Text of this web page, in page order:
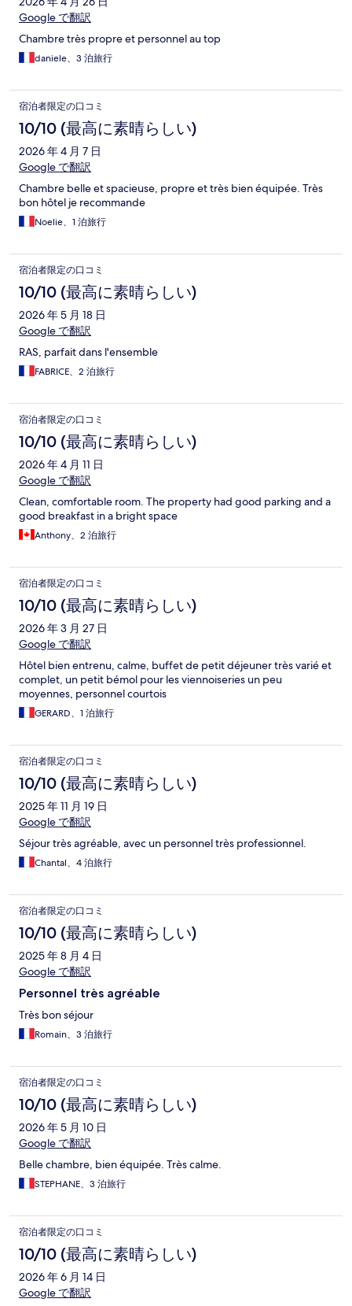
Google で翻訳
Chambre très propre et personnel au top
daniele、3 泊旅行
宿泊者限定の口コミ
10/10 (最高に素晴らしい)
2026 年 4 月 7 日
Google で翻訳
Chambre belle et spacieuse, propre et très bien équipée. Très
bon hôtel je recommande
Noelie、1 泊旅行
宿泊者限定の口コミ
10/10 (最高に素晴らしい)
2026 年 5 月 18 日
Google で翻訳
RAS, parfait dans l'ensemble
FABRICE、2 泊旅行
宿泊者限定の口コミ
10/10 (最高に素晴らしい)
2026 年 4 月 11 日
Google で翻訳
Clean, comfortable room. The property had good parking and a
good breakfast in a bright space
Anthony、2 泊旅行
宿泊者限定の口コミ
10/10 (最高に素晴らしい)
2026 年 3 月 27 日
Google で翻訳
Hôtel bien entrenu, calme, buffet de petit déjeuner très varié et
complet, un petit bémol pour les viennoiseries un peu
moyennes, personnel courtois
GERARD、1 泊旅行
宿泊者限定の口コミ
10/10 (最高に素晴らしい)
2025 年 11 月 19 日
Google で翻訳
Séjour très agréable, avec un personnel très professionnel.
Chantal、4 泊旅行
宿泊者限定の口コミ
10/10 (最高に素晴らしい)
2025 年 8 月 4 日
Google で翻訳
Personnel très agréable
Très bon séjour
Romain、3 泊旅行
宿泊者限定の口コミ
10/10 (最高に素晴らしい)
2026 年 5 月 10 日
Google で翻訳
Belle chambre, bien équipée. Très calme.
STEPHANE、3 泊旅行
宿泊者限定の口コミ
10/10 (最高に素晴らしい)
2026 年 6 月 14 日
Google で翻訳